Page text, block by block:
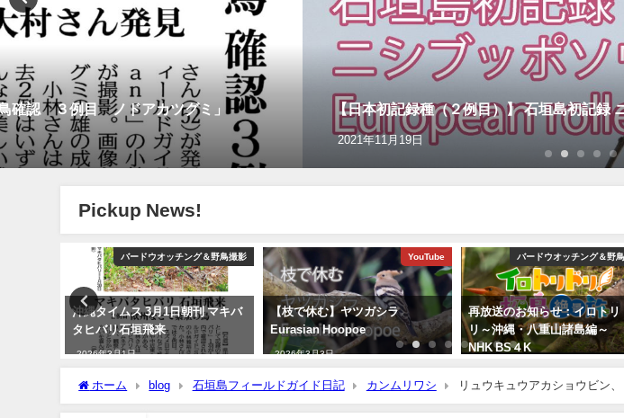
確認 ３例目 ノドアカツグミ」 【日本初記録種（２例目）】 石垣島初記
2021年11月19日
Pickup News!
バードウオッチング＆野鳥撮影
沖縄タイムス 3月1日朝刊 マキバ
タヒバリ石垣飛来
2026年3月1日
YouTube
【枝で休む】ヤツガシラ
Eurasian Hoopoe
2026年3月3日
バードウオッチング＆野
再放送のお知らせ：イロトリ
リ～沖縄・八重山諸島編～
NHK BS４K
ホーム blog 石垣島フィールドガイド日記 カンムリワシ
リュウキュウアカショウビン
コグンカンドリ等など！！バードウオッチングと野鳥撮影。